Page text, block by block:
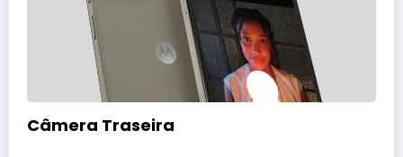
Câmera Traseira